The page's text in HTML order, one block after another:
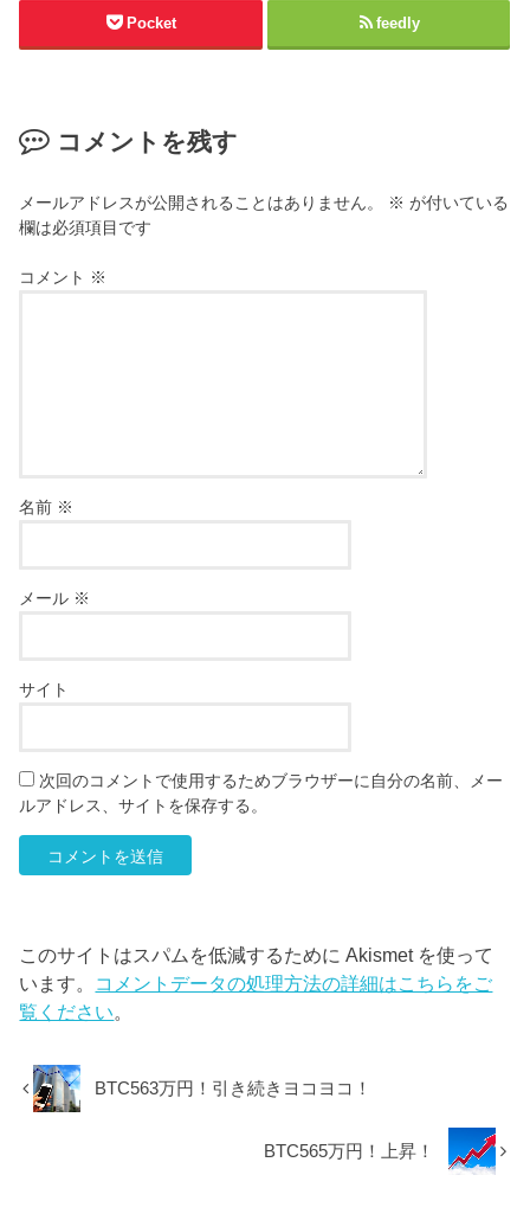
Pocket feedly
コメントを残す
メールアドレスが公開されることはありません。 ※ が付いている
欄は必須項目です
コメント ※
名前 ※
メール ※
サイト
次回のコメントで使用するためブラウザーに自分の名前、メー
ルアドレス、サイトを保存する。
このサイトはスパムを低減するために Akismet を使って
います。 コメントデータの処理方法の詳細はこちらをご
覧ください。
BTC563万円！引き続きヨコヨコ！
BTC565万円！上昇！